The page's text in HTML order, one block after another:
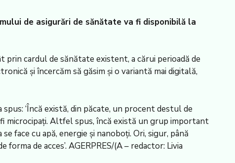
de asigurări de sănătate va fi disponibilă la
cardul de sănătate existent, a cărui perioadă de
și încercăm să găsim și o variantă mai digitală,
‘Încă există, din păcate, un procent destul de
microcipați. Altfel spus, încă există un grup important
face cu apă, energie și nanoboți. Ori, sigur, până
de acces’. AGERPRES/(A – redactor: Livia